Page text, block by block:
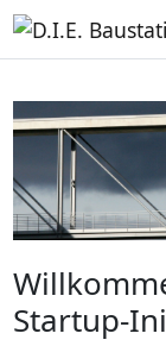
Startup-